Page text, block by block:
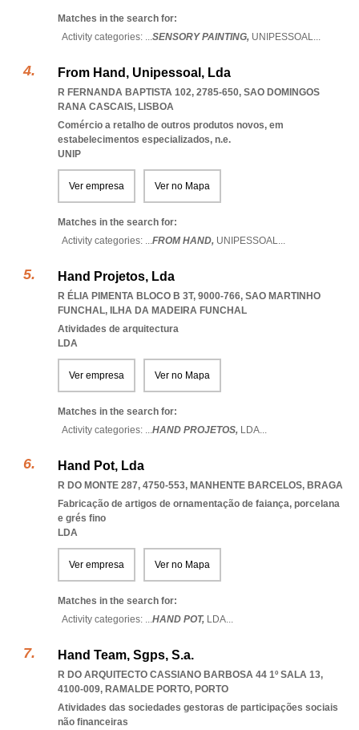
Matches in the search for:
Activity categories: ...SENSORY PAINTING, UNIPESSOAL...
From Hand, Unipessoal, Lda
R FERNANDA BAPTISTA 102, 2785-650, SAO DOMINGOS
RANA CASCAIS, LISBOA
Comércio a retalho de outros produtos novos, em
estabelecimentos especializados, n.e.
UNIP
Ver empresa Ver no Mapa
Matches in the search for:
Activity categories: ...FROM HAND, UNIPESSOAL...
Hand Projetos, Lda
R ÉLIA PIMENTA BLOCO B 3T, 9000-766, SAO MARTINHO
FUNCHAL, ILHA DA MADEIRA FUNCHAL
Atividades de arquitectura
LDA
Ver empresa Ver no Mapa
Matches in the search for:
Activity categories: ...HAND PROJETOS, LDA...
Hand Pot, Lda
R DO MONTE 287, 4750-553, MANHENTE BARCELOS, BRAGA
Fabricação de artigos de ornamentação de faiança, porcelana
e grés fino
LDA
Ver empresa Ver no Mapa
Matches in the search for:
Activity categories: ...HAND POT, LDA...
Hand Team, Sgps, S.a.
R DO ARQUITECTO CASSIANO BARBOSA 44 1º SALA 13,
4100-009, RAMALDE PORTO, PORTO
Atividades das sociedades gestoras de participações sociais
não financeiras